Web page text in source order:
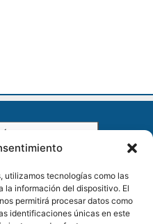
utilizamos tecnologías como las
la información del dispositivo. El
permitirá procesar datos como
identificaciones únicas en este